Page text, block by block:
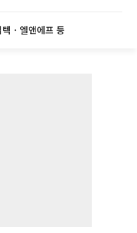
ㆍ엘앤에프 등